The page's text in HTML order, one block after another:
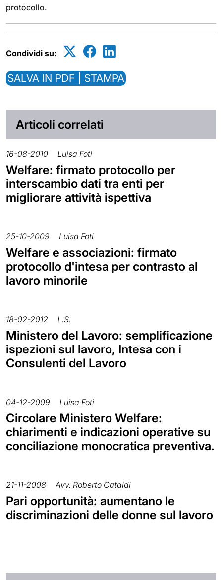
protocollo.
Condividi su:
SALVA IN PDF | STAMPA
Articoli correlati
16-08-2010 Luisa Foti
Welfare: firmato protocollo per
interscambio dati tra enti per
migliorare attività ispettiva
25-10-2009 Luisa Foti
Welfare e associazioni: firmato
protocollo d'intesa per contrasto al
lavoro minorile
18-02-2012 L.S.
Ministero del Lavoro: semplificazione
ispezioni sul lavoro, Intesa con i
Consulenti del Lavoro
04-12-2009 Luisa Foti
Circolare Ministero Welfare:
chiarimenti e indicazioni operative su
conciliazione monocratica preventiva.
21-11-2008 Avv. Roberto Cataldi
Pari opportunità: aumentano le
discriminazioni delle donne sul lavoro